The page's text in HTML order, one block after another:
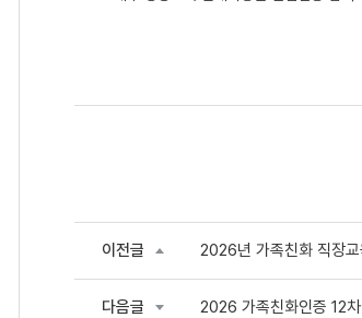
이전글 2026년 가족친화 직장
다음글 2026 가족친화인증 12